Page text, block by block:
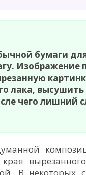
бумаги
Изображение
лака,
чего лишний